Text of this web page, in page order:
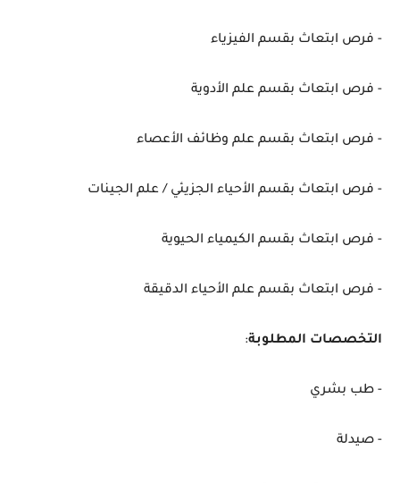
- فرص ابتعاث بقسم الفيزياء
- فرص ابتعاث بقسم علم الأدوية
- فرص ابتعاث بقسم علم وظائف الأعصاء
- فرص ابتعاث بقسم الأحياء الجزيئي / علم الجينات
- فرص ابتعاث بقسم الكيمياء الحيوية
- فرص ابتعاث بقسم علم الأحياء الدقيقة
التخصصات المطلوبة:
- طب بشري
- صيدلة